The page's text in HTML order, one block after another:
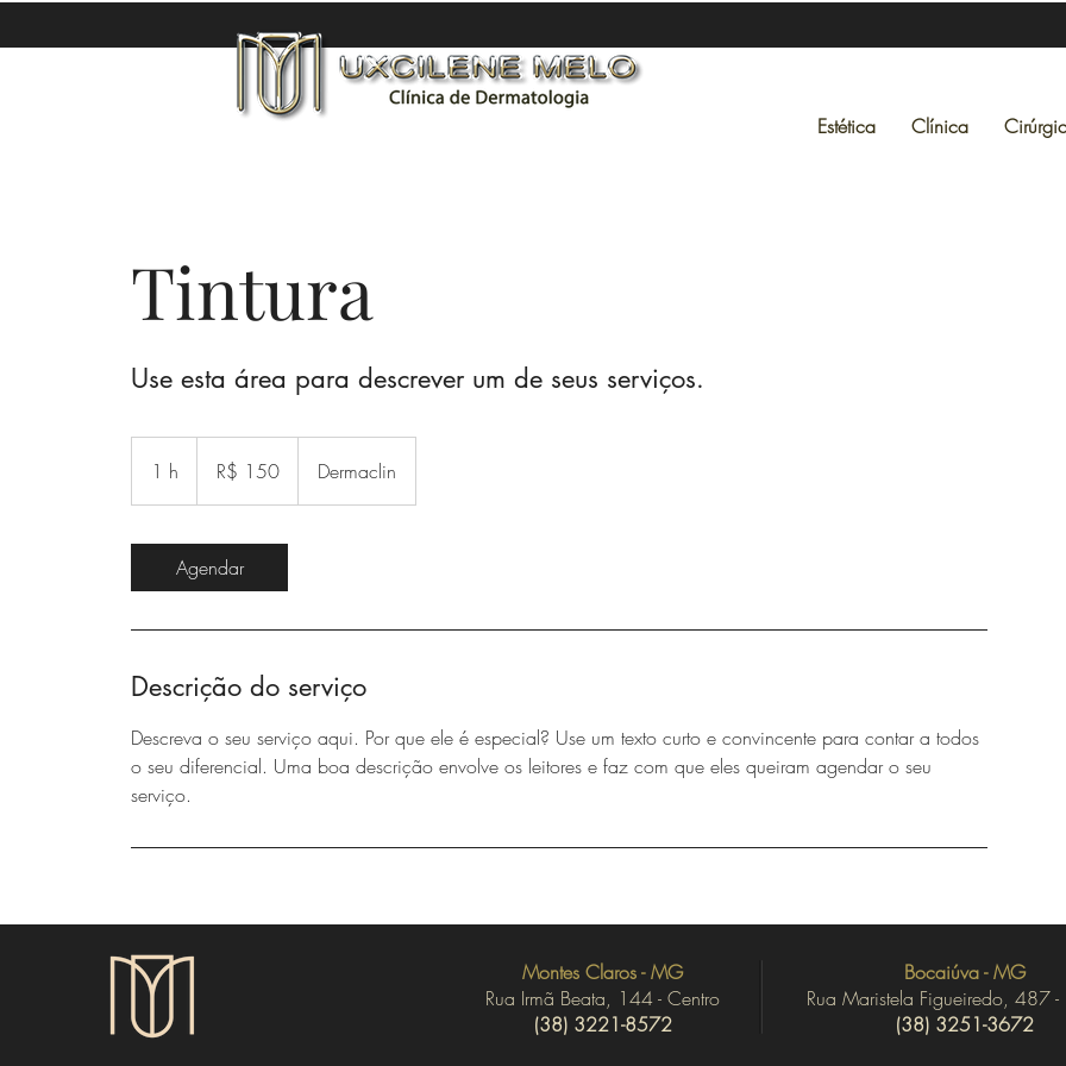
Estética Clínica
Tintura
Use esta área para descrever um de seus serviços.
1 h
brasileiros
R$ 150 Dermaclin
Agendar
Descrição do serviço
Descreva o seu serviço aqui. Por que ele é especial? Use um texto curto e convincente para contar a todos
o seu diferencial. Uma boa descrição envolve os leitores e faz com que eles queiram agendar o seu
serviço.
Montes Claros - MG
Rua Irmã Beata, 144 - Centro
(38) 3221-8572
Bocaiúva - MG
Rua Maristela Figueiredo, 487
(38) 3251-3672